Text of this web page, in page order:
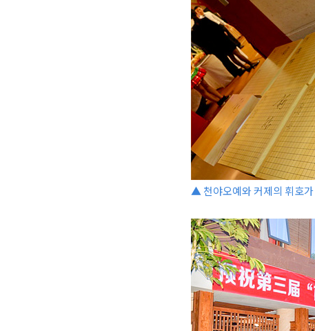
▲ 천야오예와 커제의 휘호가